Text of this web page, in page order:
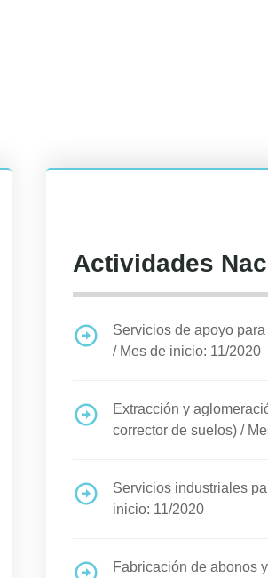
Actividades
Servicios de apoyo
/ Mes de inicio: 11/2020
Extracción y
corrector de suelos) /
Servicios industriales
inicio: 11/2020
Fabricación de abonos